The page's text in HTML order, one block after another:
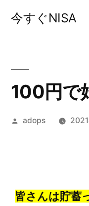
今すぐNISA
100円で
投
adops
皆さんは貯蓄